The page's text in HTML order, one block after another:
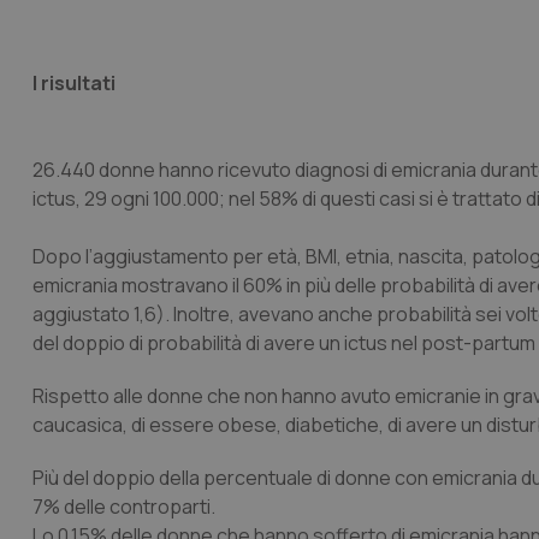
I risultati
26.440 donne hanno ricevuto diagnosi di emicrania
ictus, 29 ogni 100.000; nel 58% di questi casi si è trattato
Dopo l’aggiustamento per età, BMI, etnia, nascita,
emicrania mostravano il 60% in più delle probabilità di
aggiustato 1,6). Inoltre, avevano anche probabilità sei
del doppio di probabilità di avere un ictus nel post-partum
Rispetto alle donne che non hanno avuto emicranie in
caucasica, di essere obese, diabetiche, di avere un
Più del doppio della percentuale di donne con emicrania
7% delle controparti.